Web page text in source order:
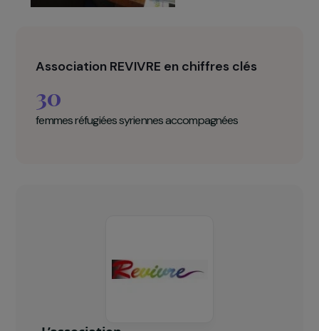
femmes réfugiées syriennes accompagnées